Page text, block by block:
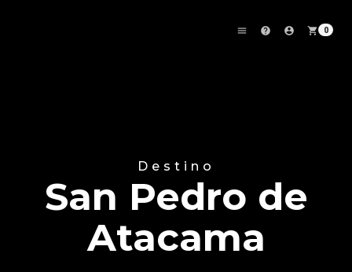
menu help account_circle shopping_cart 0
Destino
San Pedro de
Atacama